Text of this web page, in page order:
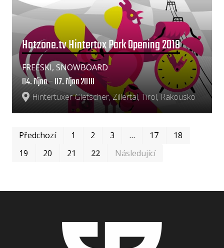
Hotzone.tv Hintertux Park Opening 2018
Hintertuxer Gletscher, Zillertal, Tirol, Rakousko
04. října – 07. října 2018
FREESKI, SNOWBOARD
Předchozí 1 2 3 … 17
18
19
20 21 22 Následující